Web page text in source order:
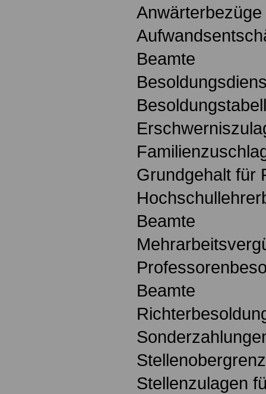
Beamte
Grundgehalt für
Beamte
Beamte
Stellenzulagen